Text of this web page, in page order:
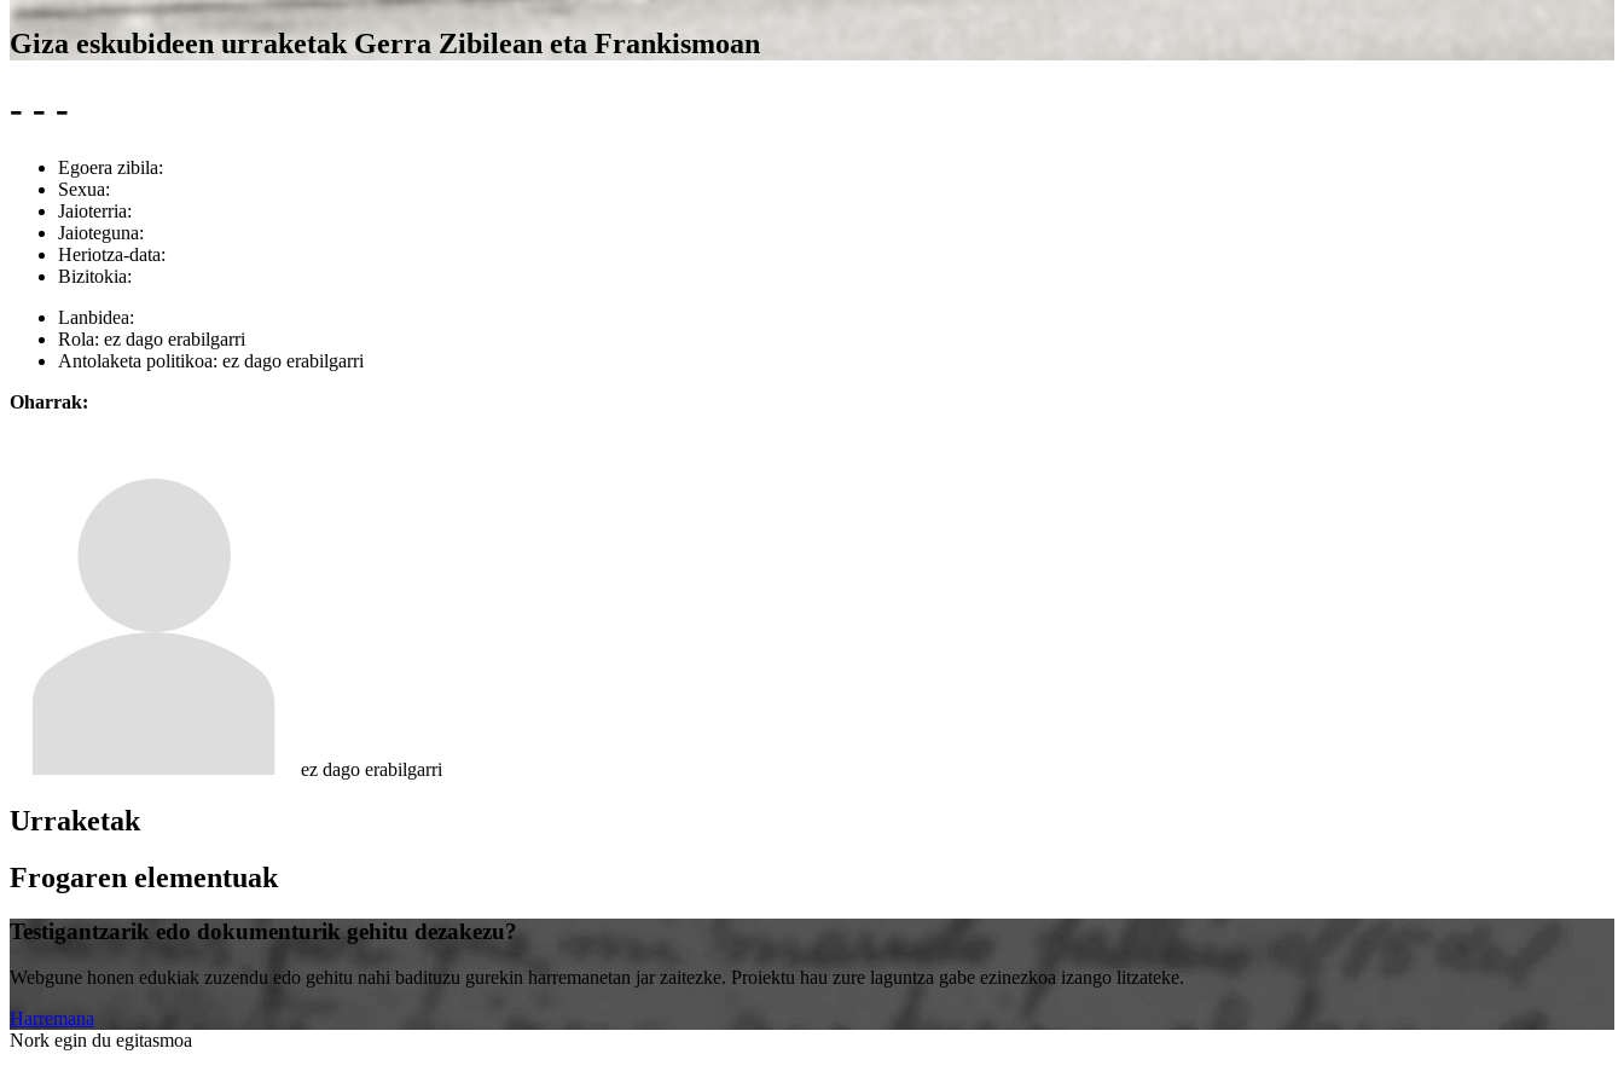
Giza eskubideen urraketak Gerra Zibilean eta Frankismoan
- - -
Egoera zibila:
Sexua:
Jaioterria:
Jaioteguna:
Heriotza-data:
Bizitokia:
Lanbidea:
Rola: ez dago erabilgarri
Antolaketa politikoa: ez dago erabilgarri
Oharrak:
ez dago erabilgarri
Urraketak
Frogaren elementuak
Testigantzarik edo dokumenturik gehitu dezakezu?
Webgune honen edukiak zuzendu edo gehitu nahi badituzu gurekin harremanetan jar zaitezke. Proiektu hau zure laguntza gabe ezinezkoa izango litzateke.
Harremana
Nork egin du egitasmoa